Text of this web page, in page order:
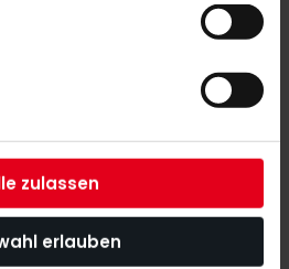
zulassen
erlauben